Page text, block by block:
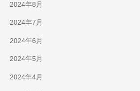
2024年8月
2024年7月
2024年6月
2024年5月
2024年4月